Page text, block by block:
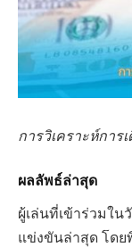
การวิเคราะห์การ
ผลลัพธ์ล่าสุด
ผู้เล่นที่เข้าร่วมใน
แข่งขันล่าสุด โด